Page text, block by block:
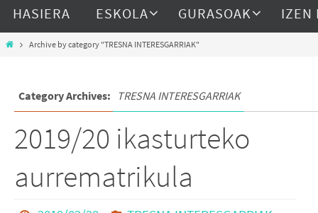
HASIERA ESKOLA GURASOAK IZEN
Archive by category "TRESNA INTERESGARRIAK"
Category Archives: TRESNA INTERESGARRIAK
2019/20 ikasturteko
aurrematrikula